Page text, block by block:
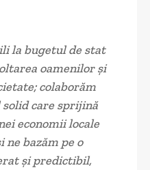
la bugetul de stat
oamenilor și
colaborăm
care sprijină
economii locale
bazăm pe o
și predictibil,